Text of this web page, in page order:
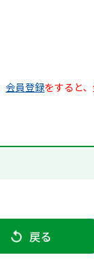
会員登録をすると
戻る